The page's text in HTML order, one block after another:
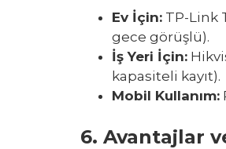
Ev İçin: TP-Link
gece görüşlü).
İş Yeri İçin:
kapasiteli kayıt).
Mobil Kullanım:
6. Avantajlar